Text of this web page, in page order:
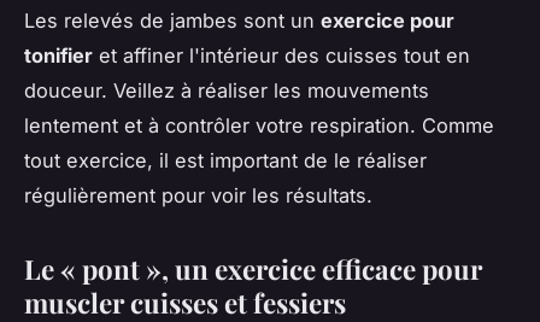
Les relevés de jambes sont un exercice pour
tonifier et affiner l'intérieur des cuisses tout en
douceur. Veillez à réaliser les mouvements
lentement et à contrôler votre respiration. Comme
tout exercice, il est important de le réaliser
régulièrement pour voir les résultats.
Le « pont », un exercice efficace pour
muscler cuisses et fessiers